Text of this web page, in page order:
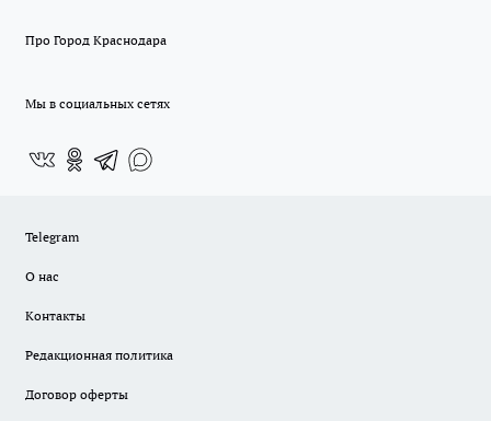
Про Город Краснодара
Мы в социальных сетях
Telegram
О нас
Контакты
Редакционная политика
Договор оферты